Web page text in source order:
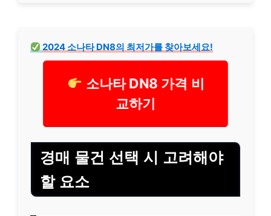
2024 소나타 DN8의 최저가를 찾아보세요!
소나타 DN8 가격 비
교하기
경매 물건 선택 시 고려해야
할 요소